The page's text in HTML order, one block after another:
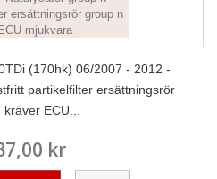
(170hk) 06/2007 - 2012 -
partikelfilter ersättningsrör
ECU...
kr